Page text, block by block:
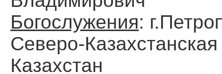
Богослужения:
Северо-
Казахстан